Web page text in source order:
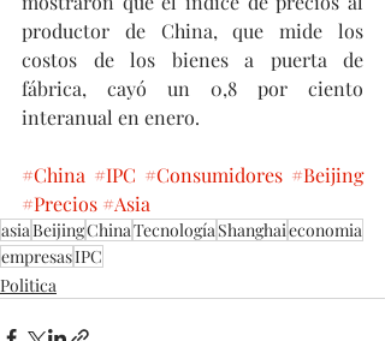
productor de China, que mide los
costos de los bienes a puerta de
fábrica, cayó un 0,8 por ciento
interanual en enero.
#China #IPC #Consumidores #Beijing
#Precios #Asia
asiaBeijingChinaTecnología Shanghaieconomia
empresasIPC
Politica